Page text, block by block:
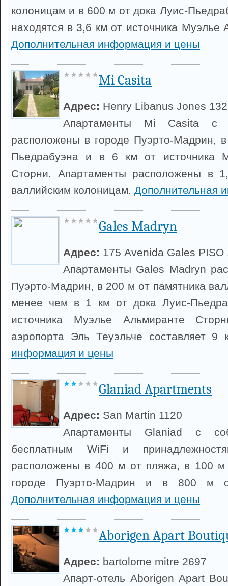
колоницам и в 600 м от дока Луис-
находятся в 3,6 км от источника Муэлье
Дополнительная информация и цены
Mi Casita
Адрес: Henry Libanus Jones 132
Апартаменты Mi Casita с
расположены в городе Пуэрто-Мадрин,
Пьедрабуэна и в 6 км от источника
Сторни. Апартаменты расположены в
валлийским колоницам. Дополнительная
Gales Madryn
Адрес: 175 Avenida Gales PISO
Апартаменты Gales Madryn
Пуэрто-Мадрин, в 200 м от памятника
менее чем в 1 км от дока Луис-
источника Муэлье Альмиранте
аэропорта Эль Теуэльче составляет
информация и цены
Glaniad Apartments
Адрес: San Martin 1120
Апартаменты Glaniad с
бесплатным WiFi и
расположены в 400 м от пляжа, в 100
городе Пуэрто-Мадрин и в 800 м
Дополнительная информация и цены
Aborigen Apart
Адрес: bartolome mitre 2697
Апарт-отель Aborigen Apart